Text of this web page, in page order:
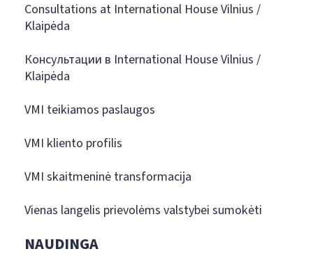
Consultations at International House Vilnius /
Klaipėda
Консультации в International House Vilnius /
Klaipėda
VMI teikiamos paslaugos
VMI kliento profilis
VMI skaitmeninė transformacija
Vienas langelis prievolėms valstybei sumokėti
NAUDINGA